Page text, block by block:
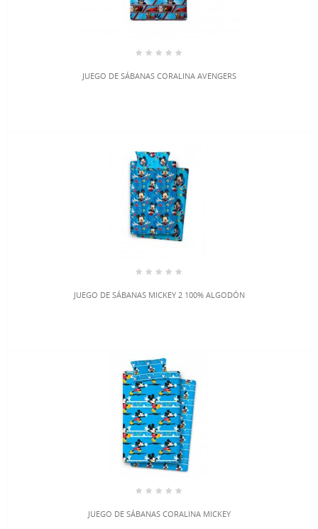
JUEGO DE SÁBANAS CORALINA AVENGERS
JUEGO DE SÁBANAS MICKEY 2 100% ALGODÓN
JUEGO DE SÁBANAS CORALINA MICKEY